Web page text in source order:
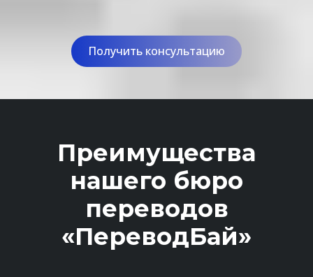
Получить консультацию
Преимущества
нашего бюро
переводов
«ПереводБай»